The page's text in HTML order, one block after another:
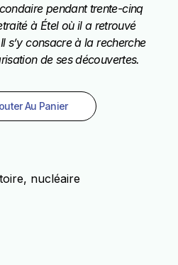
pendant trente-cinq
à Étel où il a retrouvé
Il s’y consacre à la recherche
de ses découvertes.
Au Panier
, nucléaire